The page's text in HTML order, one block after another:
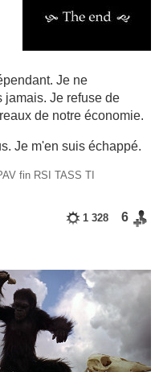
Je ne
jamais. Je refuse de
de notre économie.
Je m'en suis échappé.
fin RSI TASS TI
6
1 328